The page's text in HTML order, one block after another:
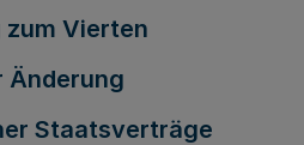
Vierten
Staatsverträge